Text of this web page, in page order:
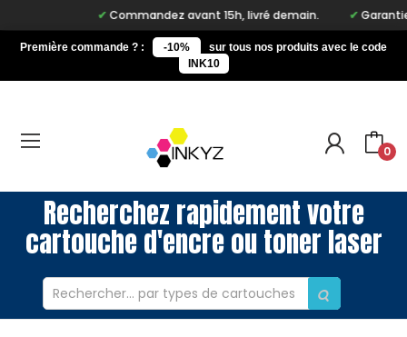
Commandez avant 15h, livré demain. Garantie
Première commande ? : -10%
sur tous nos produits avec le code
INK10
0
Recherchez rapidement votre
cartouche d'encre ou toner laser